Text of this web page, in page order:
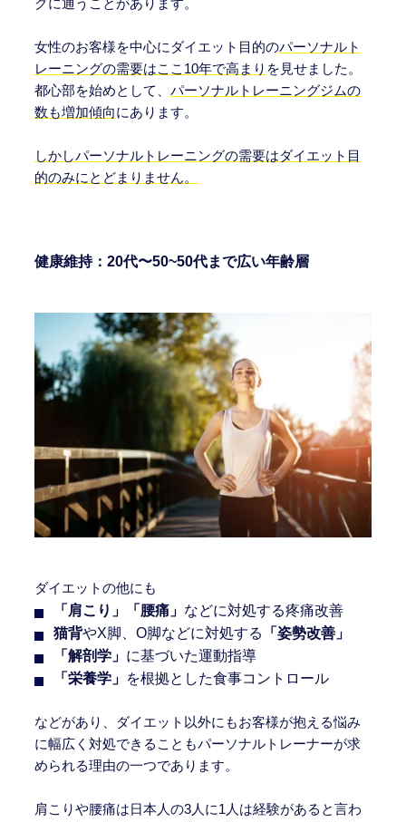
グに通うことがあります。
女性のお客様を中心にダイエット目的のパーソナルト
レーニングの需要はここ10年で高まり を見せました。
都心部を始めとして、パーソナルトレーニングジムの
数も増加傾向にあります。
しかしパーソナルトレーニングの需要はダイエット目
的のみにとどまりません。
健康維持：20代〜50~50代まで広い年齢層
ダイエットの他にも
「肩こり」「腰痛」 などに対処する疼痛改善
猫背やX脚、O脚などに対処する
「姿勢改善」
「解剖学」 に基づいた運動指導
「栄養学」 を根拠とした食事コントロール
などがあり、ダイエット以外にもお客様が抱える悩み
に幅広く対処できることもパーソナルトレーナーが求
められる理由の一つであります。
肩こりや腰痛は日本人の3人に1人は経験があると言わ